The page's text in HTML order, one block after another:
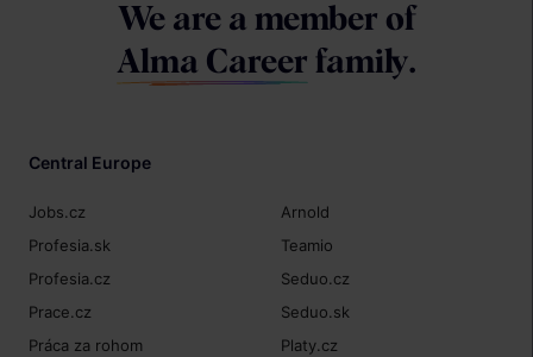
We are a member of
Alma Career family.
Central Europe
Jobs.cz
Profesia.sk
Profesia.cz
Prace.cz
Práca za rohom
Arnold
Teamio
Seduo.cz
Seduo.sk
Platy.cz